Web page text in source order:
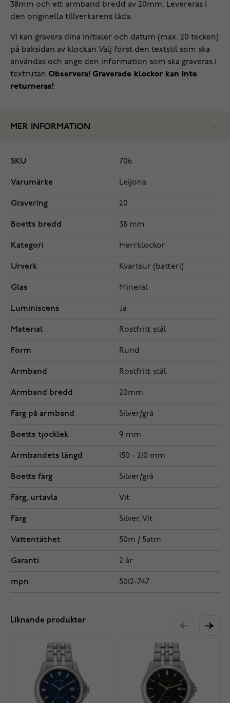
38mm och ett armband bredd av 20mm. Levereras i
den originella tillverkarens låda.
Vi kan gravera dina initialer och datum (max. 20 tecken)
på baksidan av klockan.Välj först den textstil som ska
användas och ange den information som ska graveras i
textrutan Observera! Graverade klockor kan inte
returneras!
MER INFORMATION
SKU 706
Varumärke Leijona
Gravering 20
Boetts bredd 38 mm
Kategori Herrklockor
Urverk Kvartsur (batteri)
Glas Mineral
Luminiscens Ja
Material Rostfritt stål
Form Rund
Armband Rostfritt stål
Armband bredd 20mm
Färg på armband Silver/grå
Boetts tjocklek 9 mm
Armbandets längd 150 - 210 mm
Boetts färg Silver/grå
Färg, urtavla Vit
Färg Silver, Vit
Vattentäthet 50m / 5atm
Garanti 2 år
mpn 5012-747
Liknande produkter